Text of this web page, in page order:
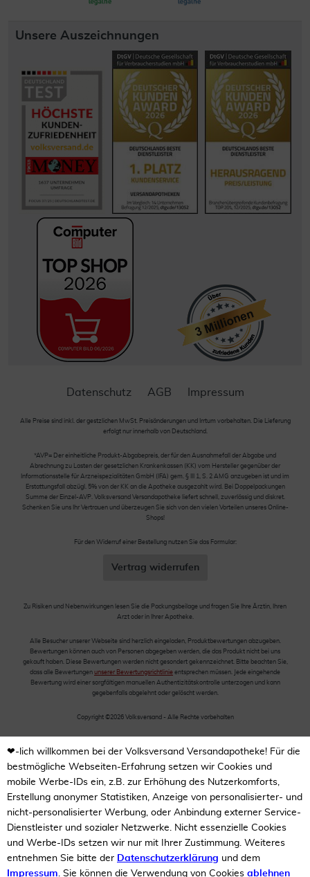
Unsere Auszeichnungen
Datenschutz AGB Impressum
Alle Preise sind inkl. der gestzlichen MwSt. Preisänderungen und Irrtum vorbehalten. Die Lieferung
erfolgt nur innerhalb von Deutschland.
*AVP= Der einheitliche Produkt-Abgabepreis, der für den Ausnahmefall der Abgabe und
Abrechnung zu Lasten der gesetzlichen Krankenkassen (KK) vom Hersteller gegenüber der
Informationsstelle für Arzneispezialitäten GmbH (IFA) gem. § III 1, S. 2 AMG anzugeben ist und im
Erstattungsfall abzügl. 5% von der KK an die Apotheke ausgezahlt wird. Bei Doppelpackungen
Summe der Einzel-AVP. Volksversand Versandapotheke liefert schnell, zuverlässig und diskret.
Schenken Sie uns Ihr Vertrauen und überzeugen Sie sich von den vielen Vorteilen unseres Online-
Shops!
Für den Widerruf einer Bestellung nutzen Sie das Formular:
Vertrag widerrufen
Zu Risiken und Nebenwirkungen lesen Sie die Packungsbeilage und fragen Sie Ihre Ärztin, Ihren
Arzt oder in Ihrer Apotheke.
Alle Besucher unserer Webseite sind herzlich eingeladen, Produktbewertungen abzugeben.
Bewertungen können auch von Personen abgegeben werden, die das Produkt nicht bei uns
gekauft haben. Diese Bewertungen werden nicht gesondert gekennzeichnet. Bitte beachten Sie,
dass alle Bewertungen unserer Bewertungsrichtlinie entsprechen müssen. Jede eingehende
Bewertung wird einer sorgfältigen manuellen Authentizitätskontrolle unterzogen und kann
gegebenfalls abgelehnt oder gelöscht werden.
Copyright ©2026 Volksversand - Alle Rechte vorbehalten
❤-lich willkommen bei der Volksversand Versandapotheke! Für die
bestmögliche Webseiten-Erfahrung setzen wir Cookies und
mobile Werbe-IDs ein, z.B. zur Erhöhung des Nutzerkomforts,
Erstellung anonymer Statistiken, Anzeige von personalisierter- und
nicht-personalisierter Werbung, oder Anbindung externer Service-
Dienstleister und sozialer Netzwerke. Nicht essenzielle Cookies
und Werbe-IDs setzen wir nur mit Ihrer Zustimmung. Weiteres
entnehmen Sie bitte der Datenschutzerklärung und dem
Impressum. Sie können die Verwendung von Cookies ablehnen